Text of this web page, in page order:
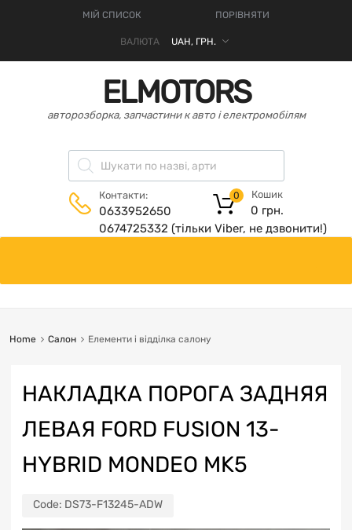
МІЙ СПИСОК ПОРІВНЯТИ
ВАЛЮТА
ELMOTORS
авторозборка, запчастини к авто і електромобілям
Контакти:
0633952650
0674725332 (тільки Viber, не дзвонити!)
Кошик
0 грн.
0
Home Салон Елементи і відділка салону
НАКЛАДКА ПОРОГА ЗАДНЯЯ
ЛЕВАЯ FORD FUSION 13-
HYBRID MONDEO MK5
Code: DS73-F13245-ADW